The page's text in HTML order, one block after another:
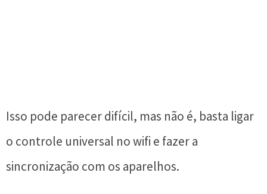
Isso pode parecer difícil, mas não é, basta ligar
o controle universal no wifi e fazer a
sincronização com os aparelhos.